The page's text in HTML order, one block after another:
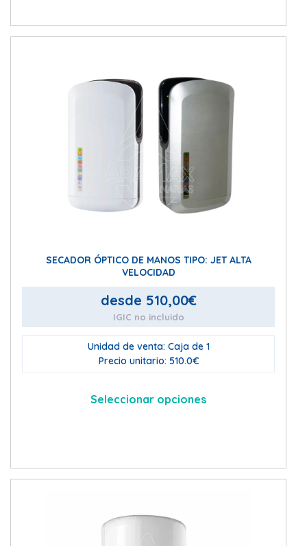
SECADOR ÓPTICO DE MANOS TIPO: JET ALTA
VELOCIDAD
desde 510,00€
IGIC no incluido
Unidad de venta: Caja de 1
Precio unitario: 510.0€
Seleccionar opciones